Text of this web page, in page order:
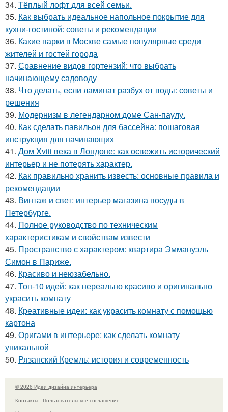
34. Тёплый лофт для всей семьи.
35. Как выбрать идеальное напольное покрытие для
кухни-гостиной: советы и рекомендации
36. Какие парки в Москве самые популярные среди
жителей и гостей города
37. Сравнение видов гортензий: что выбрать
начинающему садоводу
38. Что делать, если ламинат разбух от воды: советы и
решения
39. Модернизм в легендарном доме Сан-паулу.
40. Как сделать павильон для бассейна: пошаговая
инструкция для начинающих
41. Дом Xviii века в Лондоне: как освежить исторический
интерьер и не потерять характер.
42. Как правильно хранить известь: основные правила и
рекомендации
43. Винтаж и свет: интерьер магазина посуды в
Петербурге.
44. Полное руководство по техническим
характеристикам и свойствам извести
45. Пространство с характером: квартира Эммануэль
Симон в Париже.
46. Красиво и неюзабельно.
47. Топ-10 идей: как нереально красиво и оригинально
украсить комнату
48. Креативные идеи: как украсить комнату с помощью
картона
49. Оригами в интерьере: как сделать комнату
уникальной
50. Рязанский Кремль: история и современность
© 2026 Идеи дизайна интерьера
Контакты
Пользовательское соглашение